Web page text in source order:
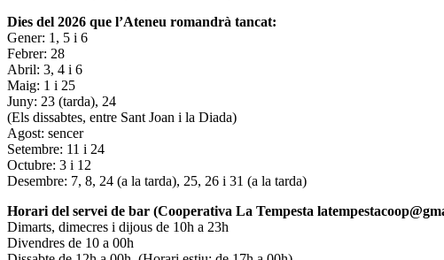
Dies del 2026 que l’Ateneu romandrà tancat:
Gener: 1, 5 i 6
Febrer: 28
Abril: 3, 4 i 6
Maig: 1 i 25
Juny: 23 (tarda), 24
(Els dissabtes, entre Sant Joan i la Diada)
Agost: sencer
Setembre: 11 i 24
Octubre: 3 i 12
Desembre: 7, 8, 24 (a la tarda), 25, 26 i 31 (a la tarda)
Horari del servei de bar (Cooperativa La Tempesta
Dimarts, dimecres i dijous de 10h a 23h
Divendres de 10 a 00h